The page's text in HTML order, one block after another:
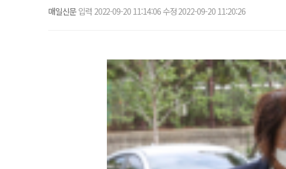
매일신문 입력 2022-09-20 11:14:06 수정 2022-09-20 11:20:26